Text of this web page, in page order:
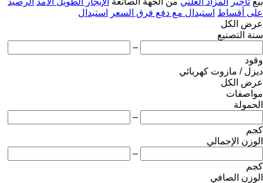
على أقساط استبدال مع دفع فرق السعر
استبدال
عرض الكل
سنة التصنيع
–
وقود
ديزل / مازوت كهربائي
عرض الكل
مواصفات
الحمولة
–
كجم
الوزن الإجمالي
–
كجم
الوزن الصافي